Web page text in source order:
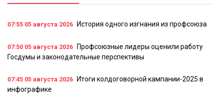
07:55 05 августа 2026 История одного изгнания из профсоюза
07:50 05 августа 2026
Профсоюзные лидеры оценили работу
Госдумы и законодательные перспективы
07:45 05 августа 2026
Итоги колдоговорной кампании-2025 в
инфографике